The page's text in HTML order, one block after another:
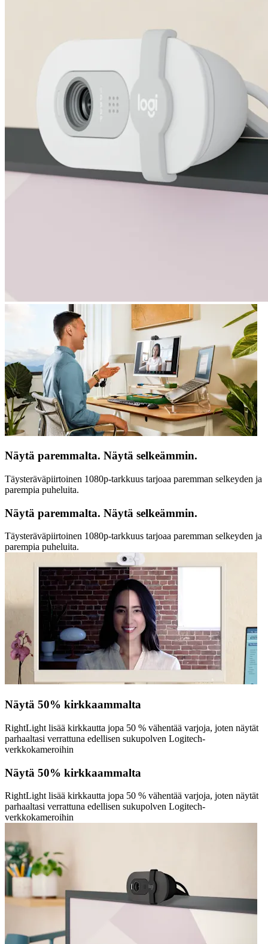
Näytä paremmalta. Näytä selkeämmin.
Täysteräväpiirtoinen 1080p-tarkkuus tarjoaa paremman selkeyden ja
parempia puheluita.
Näytä paremmalta. Näytä selkeämmin.
Täysteräväpiirtoinen 1080p-tarkkuus tarjoaa paremman selkeyden ja
parempia puheluita.
Näytä 50% kirkkaammalta
RightLight lisää kirkkautta jopa 50 % vähentää varjoja, joten näytät
parhaaltasi verrattuna edellisen sukupolven Logitech-
verkkokameroihin
Näytä 50% kirkkaammalta
RightLight lisää kirkkautta jopa 50 % vähentää varjoja, joten näytät
parhaaltasi verrattuna edellisen sukupolven Logitech-
verkkokameroihin